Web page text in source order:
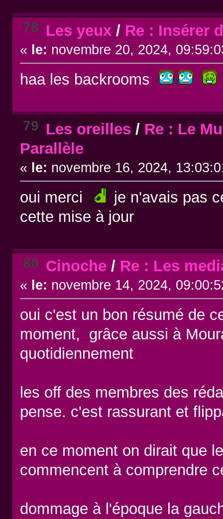
78 Les yeux/ Re : Insérer
« le: novembre 20, 2024,
haa les backrooms
79 Les oreilles / Re : Le
Parallèle
« le: novembre 16, 2024,
oui merci
je n'avais pas
cette mise à jour
80 Cinoche / Re : Les
« le: novembre 14, 2024,
oui c'est un bon résumé de
moment, grâce aussi à
quotidiennement
les off des membres des
pense. c'est rassurant et
en ce moment on dirait que
commencent à comprendre
dommage à l'époque la